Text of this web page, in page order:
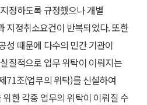
정하도록 규정했으나 개별
지정취소요건이 반복되었다. 또한
성 때문에 다수의 민간 기관이
질적으로 업무 위탁이 이뤄지는
71조(업무의 위탁)를 신설하여
한 각종 업무의 위탁이 이뤄질 수